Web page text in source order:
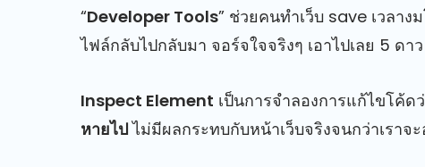
“Developer Tools” ช่วยคนทำเว็บ save เวลาง
ไฟล์กลับไปกลับมา จอร์จใจจริงๆ เอาไปเลย 5 ดาว
Inspect Element เป็นการจำลองการแก้ไขโค้
หายไปไม่มีผลกระทบกับหน้าเว็บจริงจนกว่าเรา